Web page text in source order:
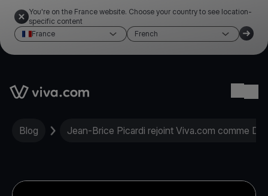
You're on the France website. Choose your country to see location-
specific content
France
French
Link to the homepage
Blog Jean-Brice Picardi rejoint Viva.com comme